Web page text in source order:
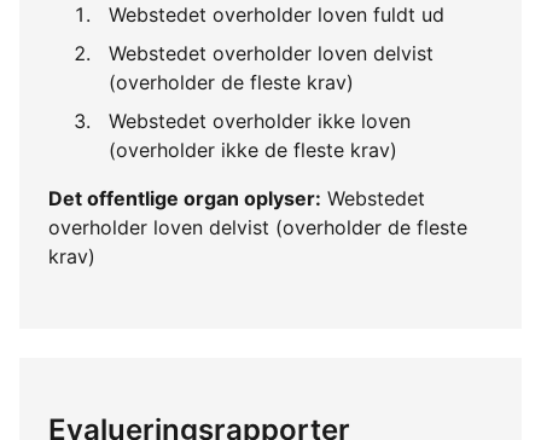
Webstedet overholder loven fuldt ud
Webstedet overholder loven delvist
(overholder de fleste krav)
Webstedet overholder ikke loven
(overholder ikke de fleste krav)
Det offentlige organ oplyser: Webstedet
overholder loven delvist (overholder de fleste
krav)
Evalueringsrapporter